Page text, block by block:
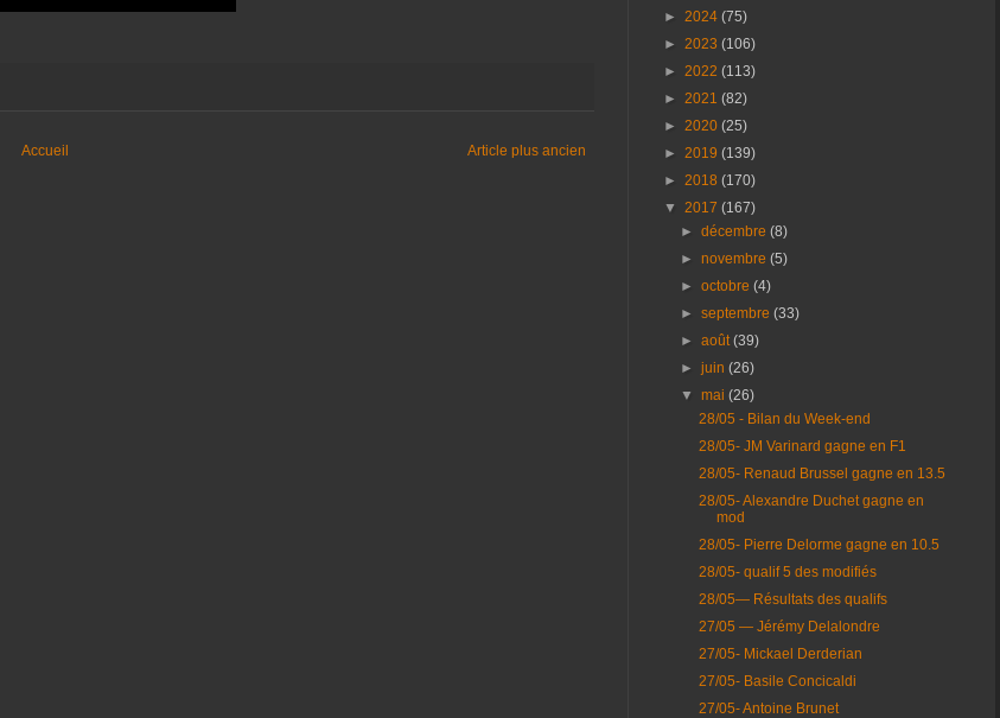
Article plus ancien
Accueil
► 2024 (75)
► 2023 (106)
► 2022 (113)
► 2021 (82)
► 2020 (25)
► 2019 (139)
► 2018 (170)
▼ 2017 (167)
►décembre(8)
►novembre(5)
►octobre(4)
►septembre(33)
►août(39)
►juin(26)
▼mai(26)
28/05 - Bilan du Week-end
28/05- JM Varinard gagne en F1
28/05- Renaud Brussel gagne en 13.5
28/05- Alexandre Duchet gagne en
mod
28/05- Pierre Delorme gagne en 10.5
28/05- qualif 5 des modifiés
28/05— Résultats des qualifs
27/05 — Jérémy Delalondre
27/05- Mickael Derderian
27/05- Basile Concicaldi
27/05- Antoine Brunet